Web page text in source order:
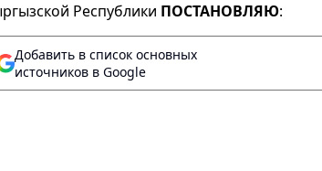
Республики ПОСТАНОВЛЯЮ:
Добавить в список основных
источников в Google